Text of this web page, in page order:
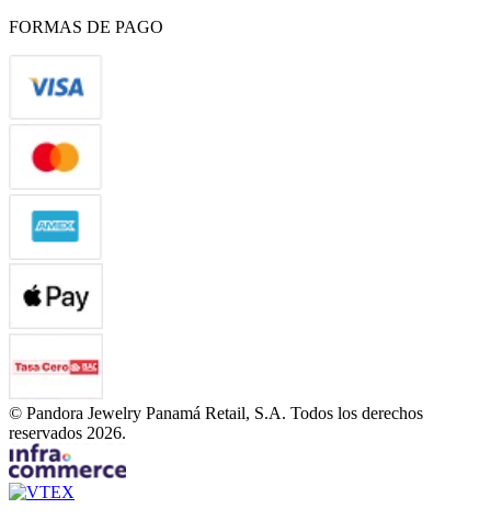
FORMAS DE PAGO
© Pandora Jewelry Panamá Retail, S.A. Todos los derechos
reservados 2026.